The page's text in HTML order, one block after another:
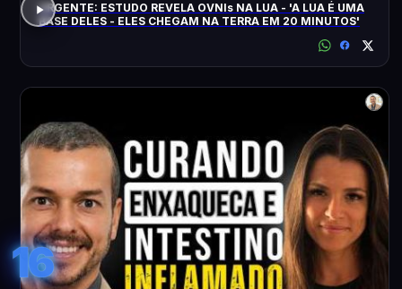
URGENTE: ESTUDO REVELA OVNIs NA LUA - 'A LUA É UMA
BASE DELES - ELES CHEGAM NA TERRA EM 20 MINUTOS'
16